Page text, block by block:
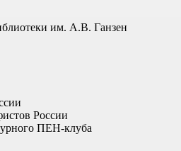
им. А.В. Ганзен
России
ПЕН-клуба